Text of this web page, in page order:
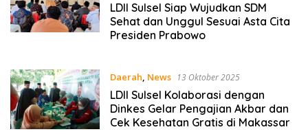
LDII Sulsel Siap Wujudkan SDM
Sehat dan Unggul Sesuai Asta Cita
Presiden Prabowo
Daerah, News 13 Oktober 2025
LDII Sulsel Kolaborasi dengan
Dinkes Gelar Pengajian Akbar dan
Cek Kesehatan Gratis di Makassar